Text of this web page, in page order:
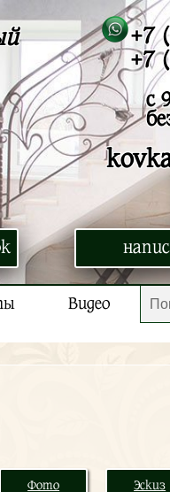
+7
+7
с
Видео
Фото Эскиз